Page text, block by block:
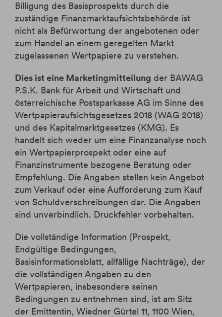
Billigung des Basisprospekts durch die
zuständige Finanzmarktaufsichtsbehörde ist
nicht als Befürwortung der angebotenen oder
zum Handel an einem geregelten Markt
zugelassenen Wertpapiere zu verstehen.
Dies ist eine Marketingmitteilung der BAWAG
P.S.K. Bank für Arbeit und Wirtschaft und
österreichische Postsparkasse AG im Sinne des
Wertpapieraufsichtsgesetzes 2018 (WAG 2018)
und des Kapitalmarktgesetzes (KMG). Es
handelt sich weder um eine Finanzanalyse noch
ein Wertpapierprospekt oder eine auf
Finanzinstrumente bezogene Beratung oder
Empfehlung. Die Angaben stellen kein Angebot
zum Verkauf oder eine Aufforderung zum Kauf
von Schuldverschreibungen dar. Die Angaben
sind unverbindlich. Druckfehler vorbehalten.
Die vollständige Information (Prospekt,
Endgültige Bedingungen,
Basisinformationsblatt, allfällige Nachträge), der
die vollständigen Angaben zu den
Wertpapieren, insbesondere seinen
Bedingungen zu entnehmen sind, ist am Sitz
der Emittentin, Wiedner Gürtel 11, 1100 Wien,